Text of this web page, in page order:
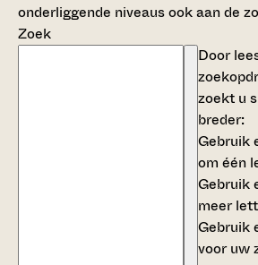
onderliggende niveaus ook aan de
Zoek
Door
zoekt u
breder:
Gebruik
om één
Gebruik
meer
Gebruik
voor uw